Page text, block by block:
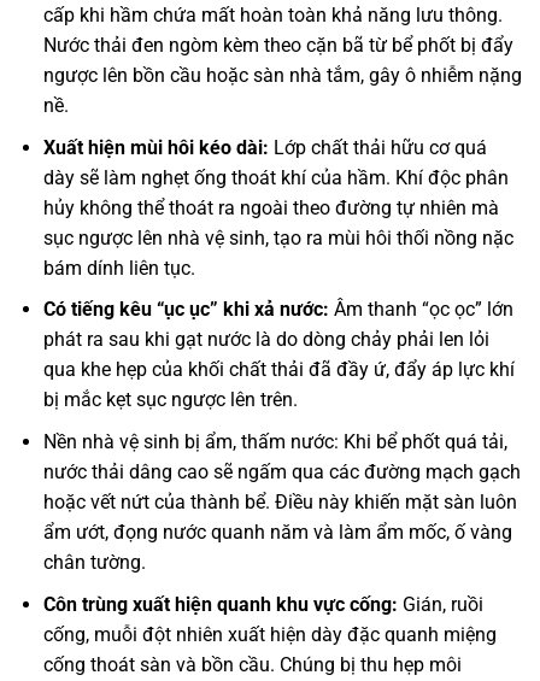
cấp khi hầm chứa mất hoàn toàn khả năng lưu thông.
Nước thải đen ngòm kèm theo cặn bã từ bể phốt bị đẩy
ngược lên bồn cầu hoặc sàn nhà tắm, gây ô nhiễm nặng
nề.
Xuất hiện mùi hôi kéo dài: Lớp chất thải hữu cơ quá
dày sẽ làm nghẹt ống thoát khí của hầm. Khí độc phân
hủy không thể thoát ra ngoài theo đường tự nhiên mà
sục ngược lên nhà vệ sinh, tạo ra mùi hôi thối nồng nặc
bám dính liên tục.
Có tiếng kêu “ục ục” khi xả nước: Âm thanh “ọc ọc” lớn
phát ra sau khi gạt nước là do dòng chảy phải len lỏi
qua khe hẹp của khối chất thải đã đầy ứ, đẩy áp lực khí
bị mắc kẹt sục ngược lên trên.
Nền nhà vệ sinh bị ẩm, thấm nước: Khi bể phốt quá tải,
nước thải dâng cao sẽ ngấm qua các đường mạch gạch
hoặc vết nứt của thành bể. Điều này khiến mặt sàn luôn
ẩm ướt, đọng nước quanh năm và làm ẩm mốc, ố vàng
chân tường.
Côn trùng xuất hiện quanh khu vực cống: Gián, ruồi
cống, muỗi đột nhiên xuất hiện dày đặc quanh miệng
cống thoát sàn và bồn cầu. Chúng bị thu hẹp môi